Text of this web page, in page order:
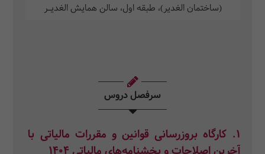
(ساختمان الغدیر)، طبقه اول، سالن همایش الغدیـر
سرفصل دروس
1. کارگاه بروزرسانی قوانین و مقررات مالیاتی با